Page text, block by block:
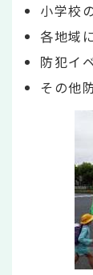
小学校
各地域
防犯イ
その他